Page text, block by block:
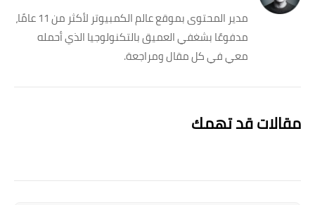
مدير المحتوى بموقع عالم الكمبيوتر لأكثر من 11 عامًا،
مدفوعًا بشغفي العميق بالتكنولوجيا الذي أحمله
معي في كل مقال ومراجعة.
مقالات قد تهمك